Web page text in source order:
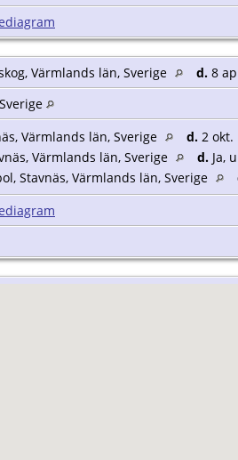
Värmlands län, Sverige d. 8
Värmlands län, Sverige d. 2 okt.
Värmlands län, Sverige d. Ja,
Stavnäs, Värmlands län, Sverige